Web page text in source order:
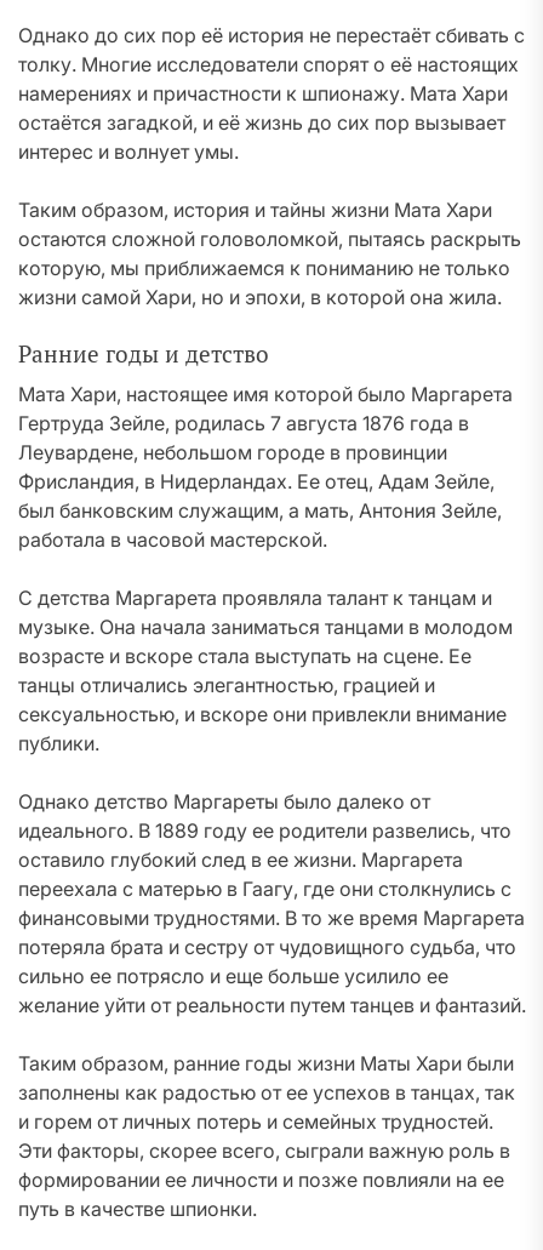
Однако до сих пор её история не перестаёт сбивать с
толку. Многие исследователи спорят о её настоящих
намерениях и причастности к шпионажу. Мата Хари
остаётся загадкой, и её жизнь до сих пор вызывает
интерес и волнует умы.
Таким образом, история и тайны жизни Мата Хари
остаются сложной головоломкой, пытаясь раскрыть
которую, мы приближаемся к пониманию не только
жизни самой Хари, но и эпохи, в которой она жила.
Ранние годы и детство
Мата Хари, настоящее имя которой было Маргарета
Гертруда Зейле, родилась 7 августа 1876 года в
Леувардене, небольшом городе в провинции
Фрисландия, в Нидерландах. Ее отец, Адам Зейле,
был банковским служащим, а мать, Антония Зейле,
работала в часовой мастерской.
С детства Маргарета проявляла талант к танцам и
музыке. Она начала заниматься танцами в молодом
возрасте и вскоре стала выступать на сцене. Ее
танцы отличались элегантностью, грацией и
сексуальностью, и вскоре они привлекли внимание
публики.
Однако детство Маргареты было далеко от
идеального. В 1889 году ее родители развелись, что
оставило глубокий след в ее жизни. Маргарета
переехала с матерью в Гаагу, где они столкнулись с
финансовыми трудностями. В то же время Маргарета
потеряла брата и сестру от чудовищного судьба, что
сильно ее потрясло и еще больше усилило ее
желание уйти от реальности путем танцев и фантазий.
Таким образом, ранние годы жизни Маты Хари были
заполнены как радостью от ее успехов в танцах, так
и горем от личных потерь и семейных трудностей.
Эти факторы, скорее всего, сыграли важную роль в
формировании ее личности и позже повлияли на ее
путь в качестве шпионки.